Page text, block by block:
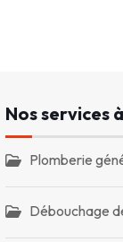
Nos services
Plomberie
Débouchage